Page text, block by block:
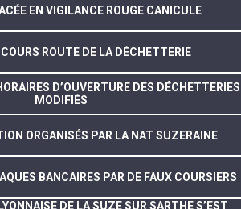
EN VIGILANCE ROUGE CANICULE
ROUTE DE LA DÉCHETTERIE
D’OUVERTURE DES DÉCHETTERIES
MODIFIÉS
ORGANISÉS PAR LA NAT SUZERAINE
BANCAIRES PAR DE FAUX COURSIERS
DE LA SUZE SUR SARTHE S’EST